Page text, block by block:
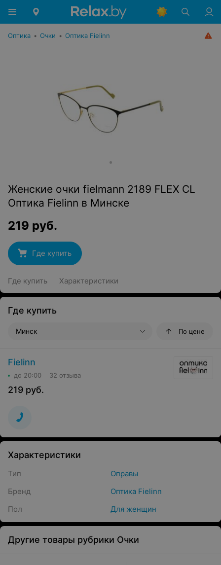
Оптика • Очки • Оптика Fielinn
Женские очки fielmann 2189 FLEX CL
Оптика Fielinn в Минске
219 руб.
Где купить
Где купить Характеристики
Где купить
Минск По цене
Fielinn
до 20:00 32 отзыва
219 руб.
Характеристики
Тип
Оправы
Бренд
Оптика Fielinn
Пол
Для женщин
Другие товары рубрики Очки